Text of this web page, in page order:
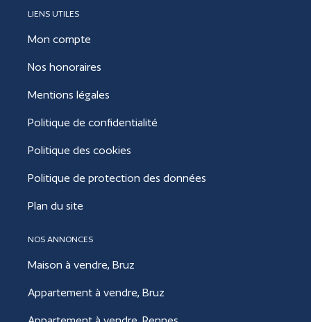
LIENS UTILES
Mon compte
Nos honoraires
Mentions légales
Politique de confidentialité
Politique des cookies
Politique de protection des données
Plan du site
NOS ANNONCES
Maison à vendre, Bruz
Appartement à vendre, Bruz